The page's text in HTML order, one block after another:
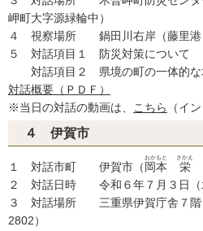
岬町大字源緑輪中）
４ 視察場所 鍋田川右岸（藤里港
５ 対話項目１ 防災対策について
対話項目２ 県境の町の一体的な
対話概要（ＰＤＦ）
※当日の対話の動画は、
こちら （イ
４ 伊賀市
１ 対話市町 伊賀市（ 岡本
おかもと
栄
さかえ
２ 対話日時 令和６年７月３日（
３ 対話場所 三重県伊賀庁舎７階
2802）